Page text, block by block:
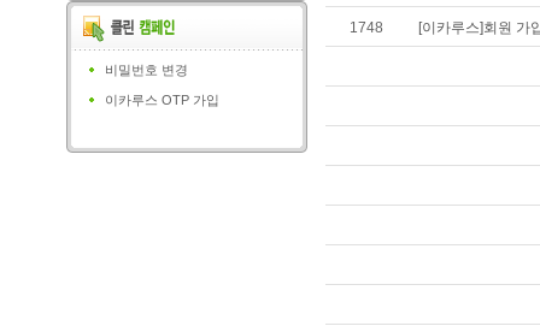
비밀번호 변경
이카루스 OTP 가입
1748 [이카루스]회원 가